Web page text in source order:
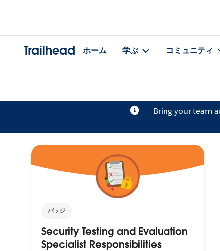
Trailhead ホーム 学ぶ コミュニティ
Bring your team
バッジ
Security Testing and Evaluation
Specialist Responsibilities